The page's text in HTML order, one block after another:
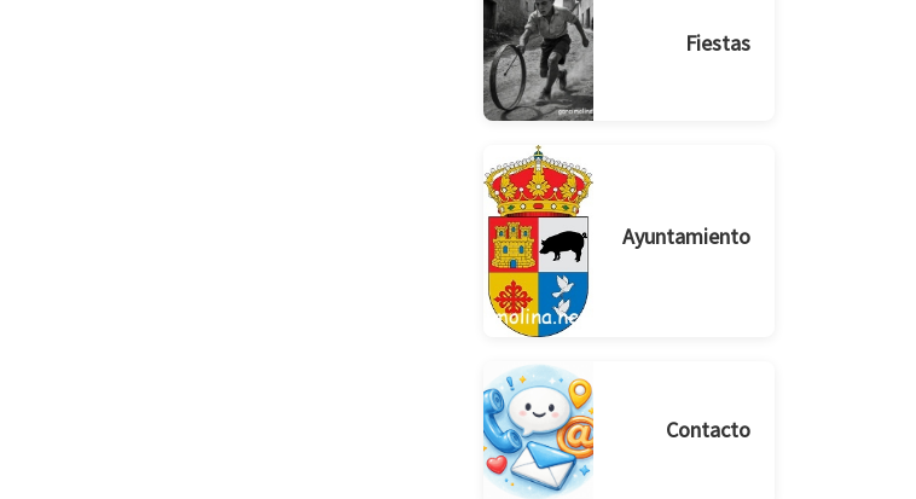
Fiestas
Ayuntamiento
Contacto